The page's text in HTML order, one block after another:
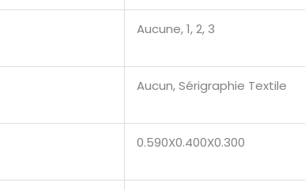
Aucune, 1, 2, 3
Aucun, Sérigraphie Textile
0.590X0.400X0.300